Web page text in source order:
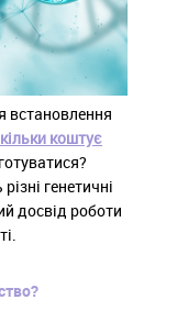
встановлення
коштує
генетичні
досвід роботи